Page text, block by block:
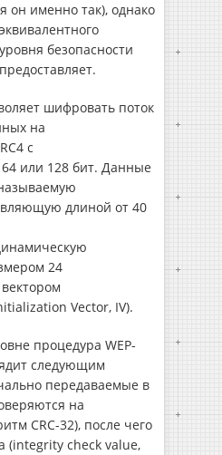
он именно так), однако
безопасности
шифровать поток
на
с
или 128 бит. Данные
длиной от 40
24
Vector, IV).
процедура WEP-
следующим
передаваемые в
на
CRC-32), после чего
(integrity check value,